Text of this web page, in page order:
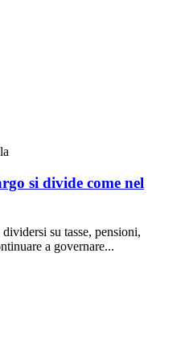
si divide come nel
su tasse, pensioni,
a governare...